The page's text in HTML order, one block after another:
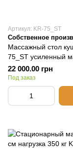
Артикул: KR-75_ST
Собственное
Массажный стол
75_ST усиленный
22 000.00 грн
Под заказ